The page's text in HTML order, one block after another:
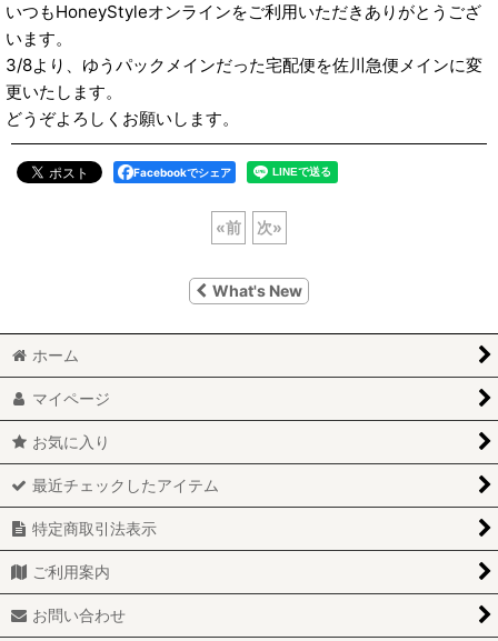
いつもHoneyStyleオンラインをご利用いただきありがとうござ
います。
3/8より、ゆうパックメインだった宅配便を佐川急便メインに変
更いたします。
どうぞよろしくお願いします。
Facebookでシェア
«前 次»
What's New
ホーム
マイページ
お気に入り
最近チェックしたアイテム
特定商取引法表示
ご利用案内
お問い合わせ